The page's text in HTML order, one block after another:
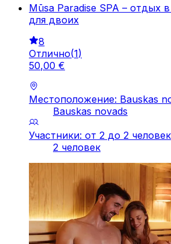
Mūsa Paradise SPA – отдых
для двоих
8
Отлично(1)
50,00 €
Местоположение: Bauskas
Bauskas novads
Участники: от 2 до 2 человек
2 человек